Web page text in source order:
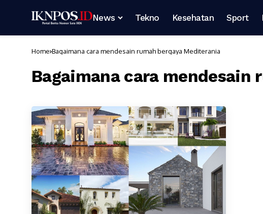
News Tekno Kesehatan Sport
Home Bagaimana cara mendesain rumah bergaya Mediterania
Bagaimana cara mendesain